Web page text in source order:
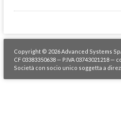
Copyright © 2026 Advanced Systems
CF 03383350638 — P.IVA 03743021218
Società con socio unico soggetta a